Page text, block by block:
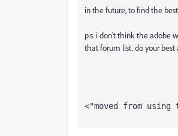
in the future, to find the
p.s. i don't think the adobe
that forum list. do your
<"moved from using